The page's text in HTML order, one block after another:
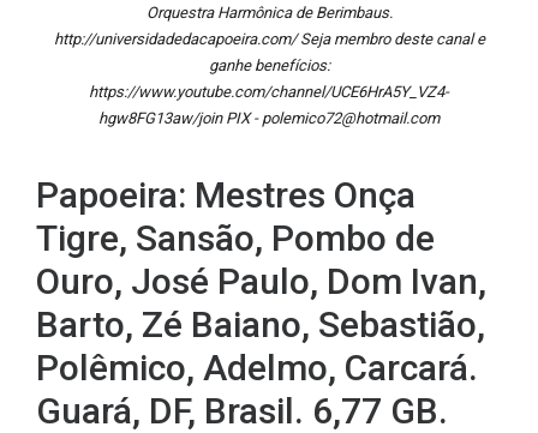
Orquestra Harmônica de Berimbaus.
http://universidadedacapoeira.com/ Seja membro deste canal e
ganhe benefícios:
https://www.youtube.com/channel/UCE6HrA5Y_VZ4-
hgw8FG13aw/join PIX - polemico72@hotmail.com
Papoeira: Mestres Onça
Tigre, Sansão, Pombo de
Ouro, José Paulo, Dom Ivan,
Barto, Zé Baiano, Sebastião,
Polêmico, Adelmo, Carcará.
Guará, DF, Brasil. 6,77 GB.